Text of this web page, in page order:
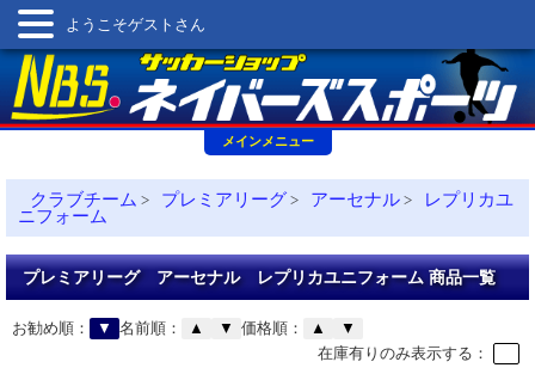
メインメニュー
ようこそゲストさん
クラブチーム > プレミアリーグ > アーセナル >
レプリカユ
ニフォーム
プレミアリーグ アーセナル レプリカユニフォーム 商品一覧
お勧め順： ▼ 名前順： ▲ ▼ 価格順： ▲
▼
在庫有りのみ表示する：